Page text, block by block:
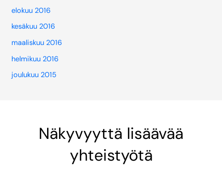
elokuu 2016
kesäkuu 2016
maaliskuu 2016
helmikuu 2016
joulukuu 2015
Näkyvyyttä lisäävää
yhteistyötä